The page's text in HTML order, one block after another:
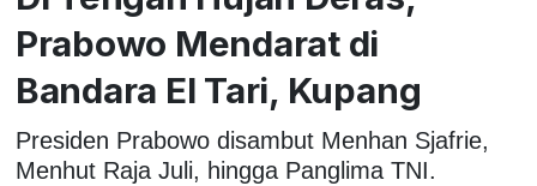
Prabowo Mendarat di
Bandara El Tari, Kupang
Presiden Prabowo disambut Menhan Sjafrie,
Menhut Raja Juli, hingga Panglima TNI.